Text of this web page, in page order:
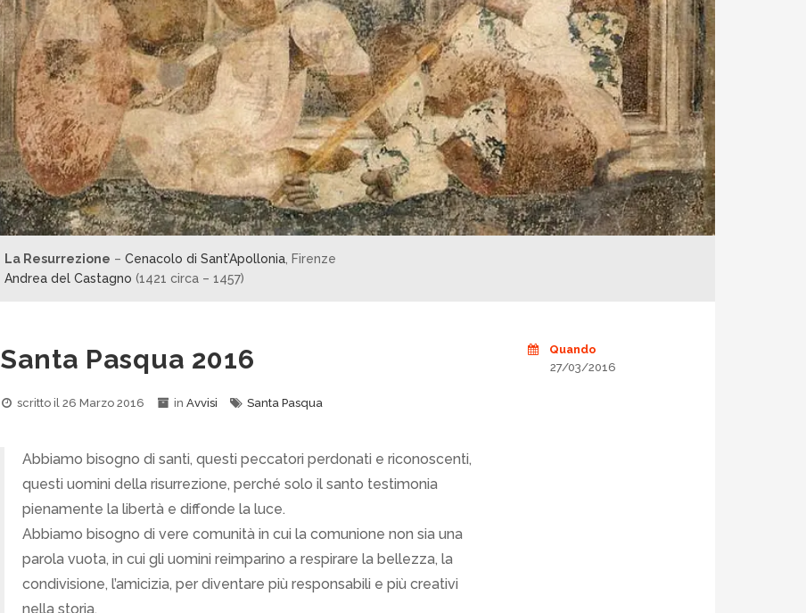
La Resurrezione – Cenacolo di Sant’Apollonia, Firenze
Andrea del Castagno (1421 circa – 1457)
Santa Pasqua 2016
scritto il26 Marzo 2016 in Avvisi Santa Pasqua
Abbiamo bisogno di santi, questi peccatori perdonati e riconoscenti,
questi uomini della risurrezione, perché solo il santo testimonia
pienamente la libertà e diffonde la luce.
Abbiamo bisogno di vere comunità in cui la comunione non sia una
parola vuota, in cui gli uomini reimparino a respirare la bellezza, la
condivisione, l’amicizia, per diventare più responsabili e più creativi
nella storia.
Quando
27/03/2016